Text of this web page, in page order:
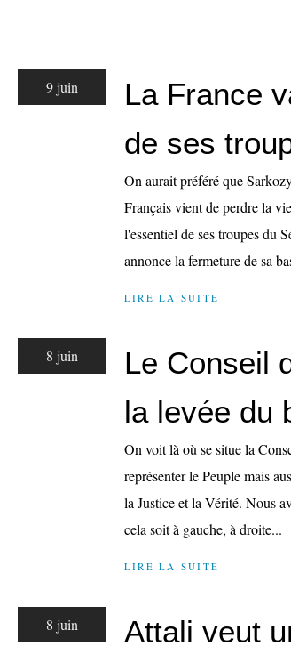
9 juin
La France
de ses
On aurait préféré que
Français vient de perdre la
l'essentiel de ses troupes du
annonce la fermeture de sa
LIRE LA SUITE
8 juin
Le Conseil
la levée du
On voit là où se situe la
représenter le Peuple mais
la Justice et la Vérité. Nous
cela soit à gauche, à droite...
LIRE LA SUITE
8 juin
Attali veut